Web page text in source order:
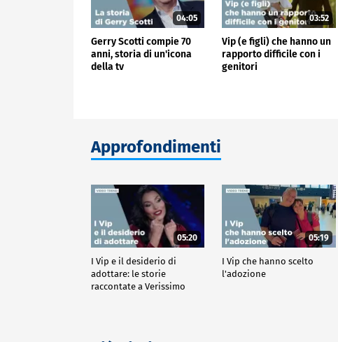
04:05
Gerry Scotti compie 70
anni, storia di un'icona
della tv
03:52
Vip (e figli) che hanno un
rapporto difficile con i
genitori
Approfondimenti
05:20
I Vip e il desiderio di
adottare: le storie
raccontate a Verissimo
05:19
I Vip che hanno scelto
l'adozione